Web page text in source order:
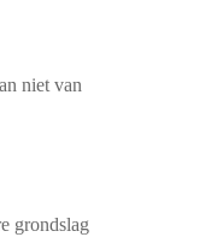
niet van
grondslag